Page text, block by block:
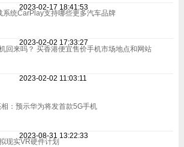
2023-02-17 18:41:53
系统CarPlay支持哪些更多汽车品牌
2023-02-02 17:33:27
回来吗？ 买香港便宜售价手机市场地点和网站
2023-02-02 11:03:11
：预示华为将发首款5G手机
2023-08-31 13:22:33
现实VR硬件计划